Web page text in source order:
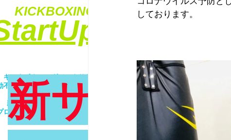
KICKBOXING&FITNESS
​キックボクシングでエクササイズ
不足解消・ダイエット・ストレス発散
​女性・未経験者歓迎！！
親子で一緒にトレーニング！！
ロが優しく丁寧に指導致します！！
新サイト
しております。